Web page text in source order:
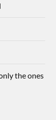
the ones